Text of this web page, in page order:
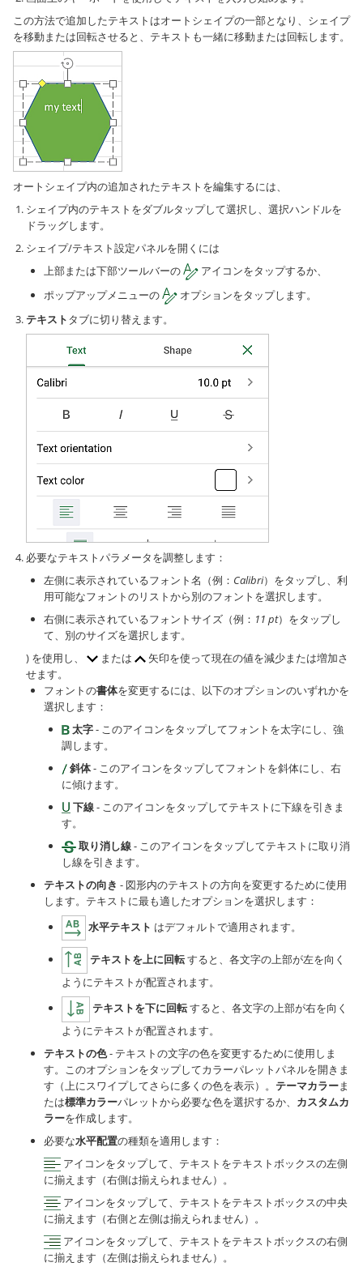
この方法で追加したテキストはオートシェイプの一部となり、シェイプ
を移動または回転させると、テキストも一緒に移動または回転します。
オートシェイプ内の追加されたテキストを編集するには、
シェイプ内のテキストをダブルタップして選択し、選択ハンドルを
ドラッグします。
シェイプ/テキスト設定パネルを開くには
上部または下部ツールバーの
アイコンをタップするか、
ポップアップメニューの
オプションをタップします。
テキストタブに切り替えます。
必要なテキストパラメータを調整します：
左側に表示されているフォント名（例： Calibri）をタップし、利
用可能なフォントのリストから別のフォントを選択します。
右側に表示されているフォントサイズ（例： 11 pt）をタップし
て、別のサイズを選択します。
) を使用し、
または
矢印を使って現在の値を減少または増加さ
せます。
フォントの書体を変更するには、以下のオプションのいずれかを
選択します：
太字- このアイコンをタップしてフォントを太字にし、強
調します。
斜体- このアイコンをタップしてフォントを斜体にし、右
に傾けます。
下線- このアイコンをタップしてテキストに下線を引きま
す。
取り消し線- このアイコンをタップしてテキストに取り消
し線を引きます。
テキストの向き - 図形内のテキストの方向を変更するために使用
します。テキストに最も適したオプションを選択します：
水平テキスト はデフォルトで適用されます。
テキストを上に回転すると、各文字の上部が左を向く
ようにテキストが配置されます。
テキストを下に回転すると、各文字の上部が右を向く
ようにテキストが配置されます。
テキストの色- テキストの文字の色を変更するために使用しま
す。このオプションをタップしてカラーパレットパネルを開きま
す（上にスワイプしてさらに多くの色を表示）。 テーマカラーま
たは標準カラーパレットから必要な色を選択するか、 カスタムカ
ラーを作成します。
必要な水平配置の種類を適用します：
アイコンをタップして、テキストをテキストボックスの左側
に揃えます（右側は揃えられません）。
アイコンをタップして、テキストをテキストボックスの中央
に揃えます（右側と左側は揃えられません）。
アイコンをタップして、テキストをテキストボックスの右側
に揃えます（左側は揃えられません）。